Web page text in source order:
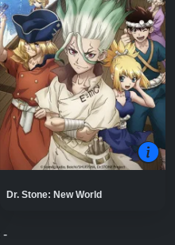
Dr. Stone: New World
-